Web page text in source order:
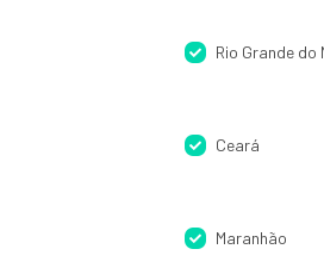
Rio Grande do
Ceará
Maranhão